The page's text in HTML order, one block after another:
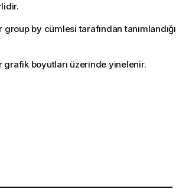
by cümlesi tarafından tanımlandığı
grafik boyutları üzerinde yinelenir.